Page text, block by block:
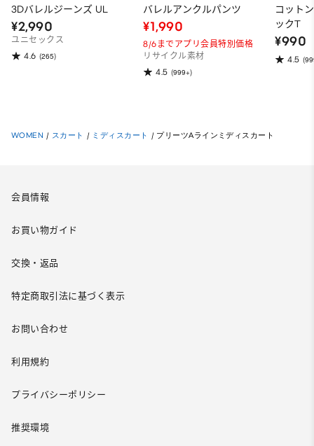
3Dバレルジーンズ UL
¥2,990
ユニセックス
4.6 (265)
バレルアンクルパンツ
¥1,990
8/6までアプリ会員特別価格
リサイクル素材
4.5 (999+)
コット
ックT
¥990
4.5
WOMEN / スカート / ミディスカート / プリーツAラインミディスカート
会員情報
お買い物ガイド
交換・返品
特定商取引法に基づく表示
お問い合わせ
利用規約
プライバシーポリシー
推奨環境